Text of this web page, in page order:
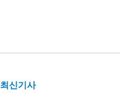
최신기사